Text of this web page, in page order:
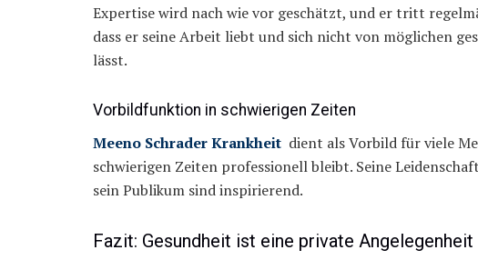
Expertise wird nach wie vor geschätzt, und er tritt
dass er seine Arbeit liebt und sich nicht von möglichen
lässt.
Vorbildfunktion in schwierigen Zeiten
Meeno Schrader Krankheit dient als Vorbild für viele
schwierigen Zeiten professionell bleibt. Seine
sein Publikum sind inspirierend.
Fazit: Gesundheit ist eine private Angelegenheit